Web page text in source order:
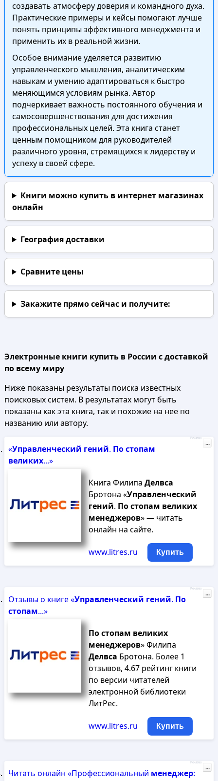
создавать атмосферу доверия и командного духа.
Практические примеры и кейсы помогают лучше
понять принципы эффективного менеджмента и
применить их в реальной жизни.
Особое внимание уделяется развитию
управленческого мышления, аналитическим
навыкам и умению адаптироваться к быстро
меняющимся условиям рынка. Автор
подчеркивает важность постоянного обучения и
самосовершенствования для достижения
профессиональных целей. Эта книга станет
ценным помощником для руководителей
различного уровня, стремящихся к лидерству и
успеху в своей сфере.
Книги можно купить в интернет магазинах
онлайн
География доставки
Сравните цены
Закажите прямо сейчаси получите:
Электронные книги купить в России с доставкой
по всему миру
Ниже показаны результаты поиска известных
поисковых систем. В результатах могут быть
показаны как эта книга, так и похожие на нее по
названию или автору.
«Управленческий гений. Постопам
великих...»
Книга Филипа Делвса
Бротона «Управленческий
гений. Постопам великих
менеджеров» — читать
онлайн на сайте.
www.litres.ru Купить
Реклама
...
Отзывы о книге «Управленческий гений. По
стопам...»
Постопам великих
менеджеров» Филипа
Делвса Бротона. Более 1
отзывов, 4.67 рейтинг книги
по версии читателей
электронной библиотеки
ЛитРес.
www.litres.ru Купить
Реклама
...
Читать онлайн «Профессиональный менеджер:
Реклама
...